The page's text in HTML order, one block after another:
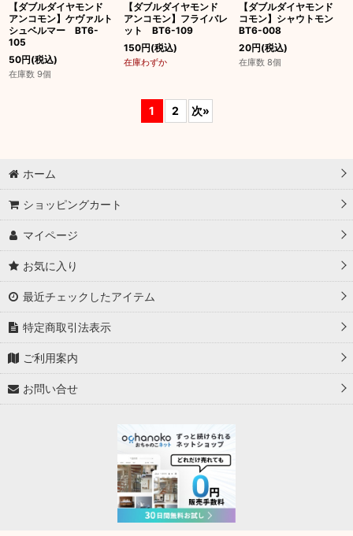
【ダブルダイヤモンド
アンコモン】ケヴァルト
シュベルマー BT6-
105
50円(税込)
在庫数 9個
【ダブルダイヤモンド
アンコモン】フライバレ
ット BT6-109
150円(税込)
在庫わずか
【ダブルダイヤモンド
コモン】シャウトモン
BT6-008
20円(税込)
在庫数 8個
1 2 次»
ホーム
ショッピングカート
マイページ
お気に入り
最近チェックしたアイテム
特定商取引法表示
ご利用案内
お問い合せ